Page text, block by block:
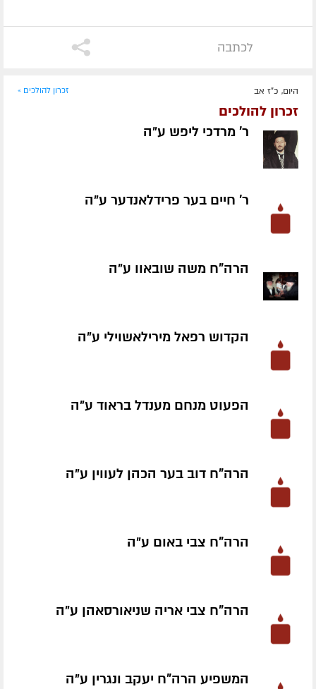
לכתבה
היום, כ"ז אב זכרון להולכים »
זכרון להולכים
ר' מרדכי ליפש ע״ה
ר' חיים בער פרידלאנדער ע״ה
הרה"ח משה שובאוו ע״ה
הקדוש רפאל מירילאשוילי ע״ה
הפעוט מנחם מענדל בראוד ע״ה
הרה"ח דוב בער הכהן לעווין ע״ה
הרה"ח צבי באום ע״ה
הרה"ח צבי אריה שניאורסאהן ע״ה
המשפיע הרה"ח יעקב ונגרין ע״ה